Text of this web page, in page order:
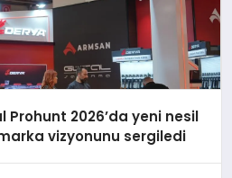
Prohunt 2026’da yeni nesil
vizyonunu sergiledi